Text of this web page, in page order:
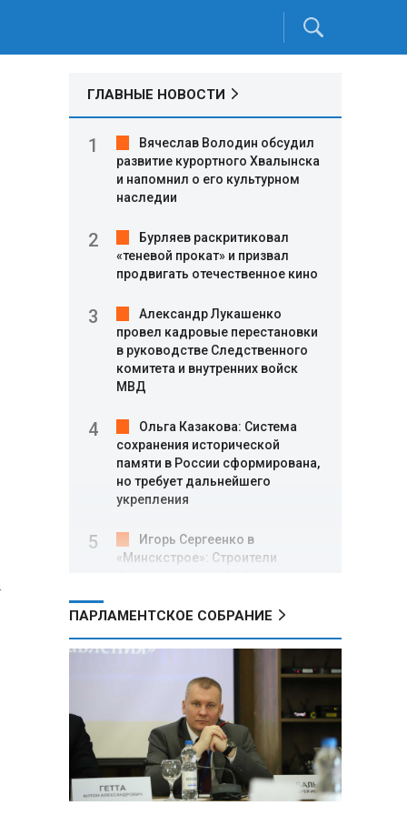
ГЛАВНЫЕ НОВОСТИ
Вячеслав Володин обсудил
развитие курортного Хвалынска
и напомнил о его культурном
наследии
Бурляев раскритиковал
«теневой прокат» и призвал
продвигать отечественное кино
Александр Лукашенко
провел кадровые перестановки
в руководстве Следственного
комитета и внутренних войск
МВД
Ольга Казакова: Система
сохранения исторической
памяти в России сформирована,
но требует дальнейшего
укрепления
Игорь Сергеенко в
«Минскстрое»: Строители
в улучшении охраны труда
МИД РФ: Поездка
Зеленского в США не принесла
ожидаемых результатов
Белорусские школьники
собрали первые «космические»
томаты из семян, побывавших
на орбите
ПАРЛАМЕНТСКОЕ СОБРАНИЕ